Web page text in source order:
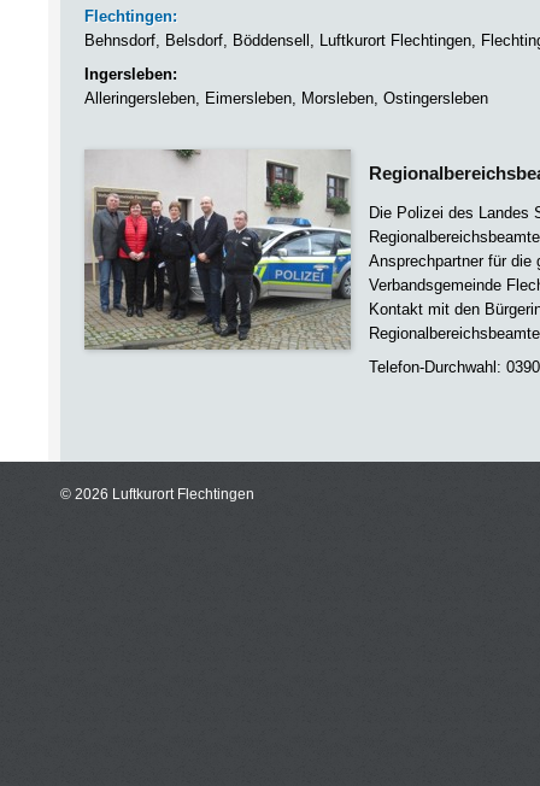
Flechtingen:
Behnsdorf, Belsdorf, Böddensell, Luftkurort Flechtingen,
Ingersleben:
Alleringersleben, Eimersleben, Morsleben, Ostingersleben
Die Polizei des Landes
Ansprechpartner für die
Verbandsgemeinde
Kontakt mit den
Telefon-Durchwahl:
© 2026 Luftkurort Flechtingen